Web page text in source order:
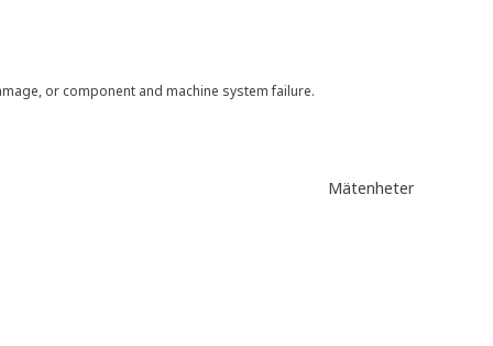
or component and machine system failure.
Mätenheter